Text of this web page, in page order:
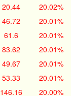
20.44 20.02%
46.72 20.01%
61.6 20.01%
83.62 20.01%
49.67 20.01%
53.33 20.01%
146.16 20.00%